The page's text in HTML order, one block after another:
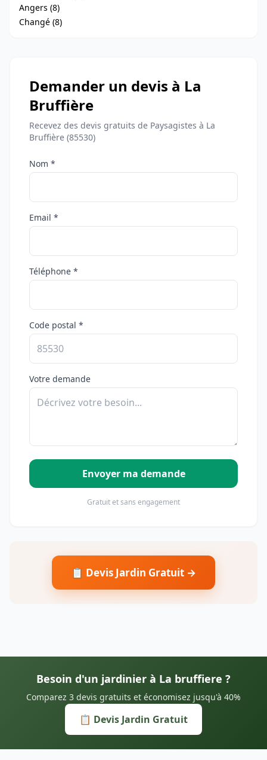
Angers (8)
Changé (8)
Demander un devis à La
Bruffière
Recevez des devis gratuits de Paysagistes à La
Bruffière (85530)
Nom *
Email *
Téléphone *
Code postal *
Votre demande
Envoyer ma demande
Gratuit et sans engagement
📋 Devis Jardin Gratuit →
Besoin d'un jardinier à La bruffiere ?
Comparez 3 devis gratuits et économisez jusqu'à 40%
📋 Devis Jardin Gratuit